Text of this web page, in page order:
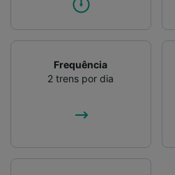
Frequência
2 trens por dia